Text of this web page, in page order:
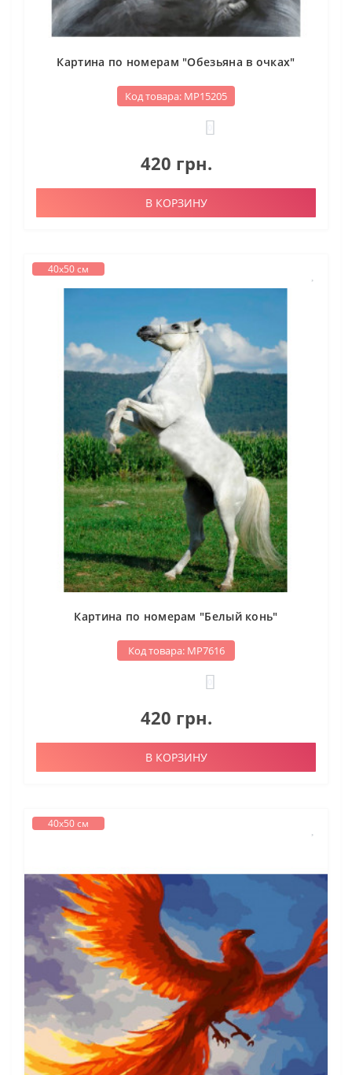
Картина по номерам "Обезьяна в очках"
Код товара: МР15205
420 грн.
В КОРЗИНУ
40х50 см
Картина по номерам "Белый конь"
Код товара: МР7616
420 грн.
В КОРЗИНУ
40х50 см